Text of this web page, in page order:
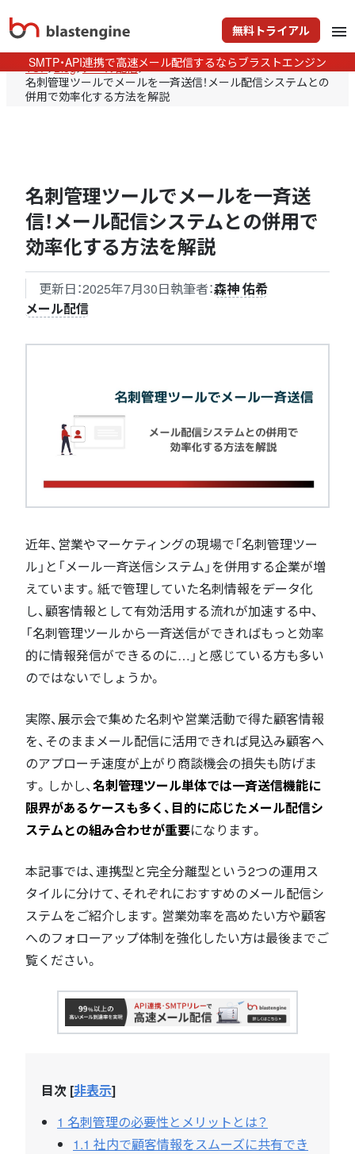
無料トライアル menu
SMTP・API連携で高速メール配信するならブラストエンジン
TOP>Blog>メール配信>
名刺管理ツールでメールを一斉送信！メール配信システムとの
併用で効率化する方法を解説
名刺管理ツールでメールを一斉送
信！メール配信システムとの併用で
効率化する方法を解説
更新日：2025年7月30日執筆者：森神 佑希
メール配信
近年、営業やマーケティングの現場で「名刺管理ツー
ル」と「メール一斉送信システム」を併用する企業が増
えています。紙で管理していた名刺情報をデータ化
し、顧客情報として有効活用する流れが加速する中、
「名刺管理ツールから一斉送信ができればもっと効率
的に情報発信ができるのに…」と感じている方も多い
のではないでしょうか。
実際、展示会で集めた名刺や営業活動で得た顧客情報
を、そのままメール配信に活用できれば見込み顧客へ
のアプローチ速度が上がり商談機会の損失も防げま
す。しかし、名刺管理ツール単体では一斉送信機能に
限界があるケースも多く、目的に応じたメール配信シ
ステムとの組み合わせが重要になります。
本記事では、連携型と完全分離型という2つの運用ス
タイルに分けて、それぞれにおすすめのメール配信シ
ステムをご紹介します。営業効率を高めたい方や顧客
へのフォローアップ体制を強化したい方は最後までご
覧ください。
目次 [非表示]
1 名刺管理の必要性とメリットとは？
1.1 社内で顧客情報をスムーズに共有でき